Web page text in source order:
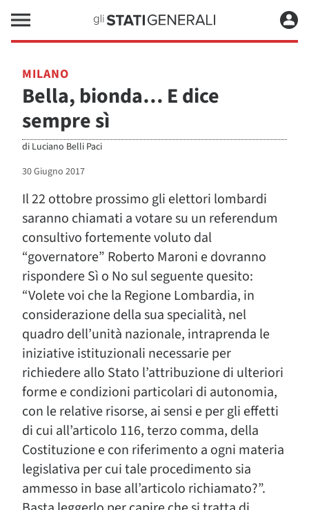
MILANO
Bella, bionda… E dice
sempre sì
di Luciano Belli Paci
30 Giugno 2017
Il 22 ottobre prossimo gli elettori lombardi
saranno chiamati a votare su un referendum
consultivo fortemente voluto dal
“governatore” Roberto Maroni e dovranno
rispondere Sì o No sul seguente quesito:
“Volete voi che la Regione Lombardia, in
considerazione della sua specialità, nel
quadro dell’unità nazionale, intraprenda le
iniziative istituzionali necessarie per
richiedere allo Stato l’attribuzione di ulteriori
forme e condizioni particolari di autonomia,
con le relative risorse, ai sensi e per gli effetti
di cui all’articolo 116, terzo comma, della
Costituzione e con riferimento a ogni materia
legislativa per cui tale procedimento sia
ammesso in base all’articolo richiamato?”.